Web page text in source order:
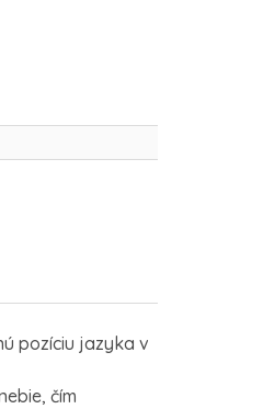
pozíciu jazyka v
čím